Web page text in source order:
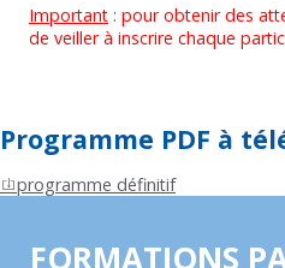
Important: pour obtenir des
de veiller à inscrire chaque
Programme PDF à
programme définitif
FORMATIONS